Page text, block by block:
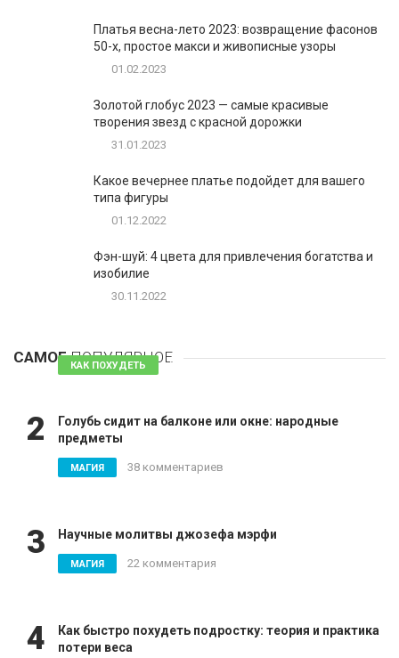
Платья весна-лето 2023: возвращение фасонов
50-х, простое макси и живописные узоры
01.02.2023
Золотой глобус 2023 — самые красивые
творения звезд с красной дорожки
31.01.2023
Какое вечернее платье подойдет для вашего
типа фигуры
01.12.2022
Фэн-шуй: 4 цвета для привлечения богатства и
изобилие
30.11.2022
САМОЕПОПУЛЯРНОЕ
КАК ПОХУДЕТЬ 81 комментарий
2
Голубь сидит на балконе или окне: народные
предметы
МАГИЯ 38 комментариев
3 Научные молитвы джозефа мэрфи
МАГИЯ 22 комментария
4
Как быстро похудеть подростку: теория и практика
потери веса